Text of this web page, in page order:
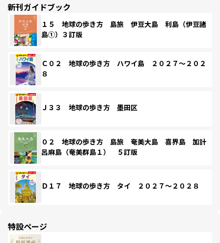
新刊ガイドブック
１５ 地球の歩き方 島旅 伊豆大島 利島（伊豆諸
島①）３訂版
Ｃ０２ 地球の歩き方 ハワイ島 ２０２７～２０２
８
Ｊ３３ 地球の歩き方 墨田区
０２ 地球の歩き方 島旅 奄美大島 喜界島 加計
呂麻島（奄美群島１） ５訂版
Ｄ１７ 地球の歩き方 タイ ２０２７～２０２８
特設ページ